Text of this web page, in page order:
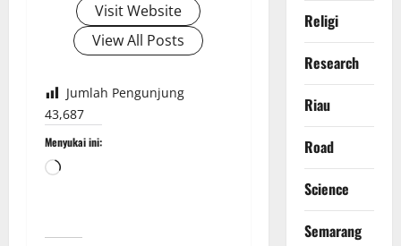
Visit Website
View All Posts
Jumlah Pengunjung
43,687
Menyukai ini:
Memuat...
Religi
Research
Riau
Road
Science
Semarang